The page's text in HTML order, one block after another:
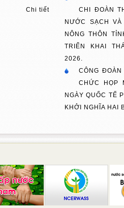
Chi tiết
CHI ĐOÀN
NƯỚC SẠCH
NÔNG THÔN
TRIỂN KHAI
2026.
CÔNG
CHỨC HỌP
NGÀY QUỐC TẾ
KHỞI NGHĨA HAI